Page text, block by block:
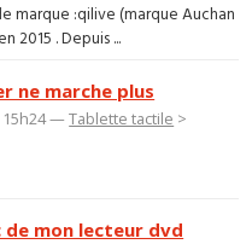
marque :qilive (marque Auchan
2015 . Depuis ...
ne marche plus
15h24 —Tablette tactile >
mon lecteur dvd